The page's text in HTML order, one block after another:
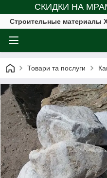
СКИДКИ НА
Строительные материалы
Товари та послуги